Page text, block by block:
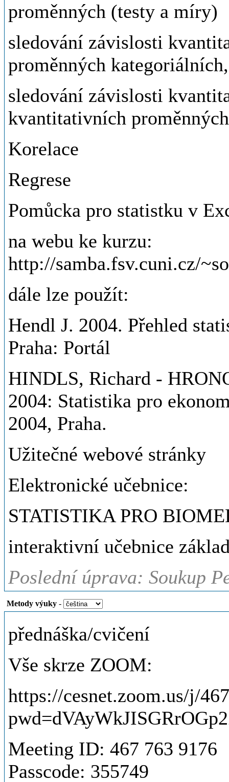
proměnných (testy a míry)
sledování závislosti
proměnných kategoriálních,
sledování závislosti
kvantitativních proměnných
Korelace
Regrese
Pomůcka pro statistku v
na webu ke kurzu:
http://samba.fsv.cuni.cz/
dále lze použít:
Hendl J. 2004. Přehled
Praha: Portál
HINDLS, Richard -
2004: Statistika pro
2004, Praha.
Užitečné webové stránky
Elektronické učebnice:
STATISTIKA PRO
interaktivní učebnice
Poslední úprava: Soukup
Metody výuky -
přednáška/cvičení
Vše skrze ZOOM:
https://cesnet.zoom.us/j/
Meeting ID: 467 763 9176
Passcode: 355749